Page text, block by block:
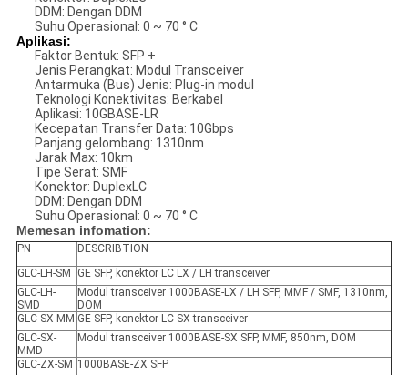
DDM: Dengan DDM
Suhu Operasional: 0 ~ 70 ° C
Aplikasi:
Faktor Bentuk: SFP +
Jenis Perangkat: Modul Transceiver
Antarmuka (Bus) Jenis: Plug-in modul
Teknologi Konektivitas: Berkabel
Aplikasi: 10GBASE-LR
Kecepatan Transfer Data: 10Gbps
Panjang gelombang: 1310nm
Jarak Max: 10km
Tipe Serat: SMF
Konektor: DuplexLC
DDM: Dengan DDM
Suhu Operasional: 0 ~ 70 ° C
Memesan infomation:
PN
DESCRIBTION
GLC-LH-SM
GE SFP, konektor LC LX / LH transceiver
GLC-LH-
SMD
Modul transceiver 1000BASE-LX / LH SFP, MMF / SMF, 1310nm,
DOM
GLC-SX-MM GE SFP, konektor LC SX transceiver
GLC-SX-
MMD
Modul transceiver 1000BASE-SX SFP, MMF, 850nm, DOM
GLC-ZX-SM 1000BASE-ZX SFP